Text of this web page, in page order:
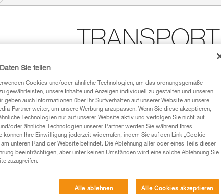
Der komfortable und robuste
intensiven Einsatz bestimmt. Der Rücken
Schaumstoff sorgen auch beim Tragen
Konstruktion aus hochbeständiger TPU-
Transportsacks ohne vorzeitige
standfesten Transportsack, der dank den
getragen sowie hochgezogen und offen
Sie teilen
Cookies und/oder ähnliche Technologien, um das ordnungsgemäße
gewährleisten, unsere Inhalte und Anzeigen individuell zu gestalten und unseren
geben auch Informationen über Ihr Surfverhalten auf unserer Website an unsere
Partner weiter, um unsere Werbung anzupassen. Wenn Sie diese akzeptieren,
Technologien nur auf unserer Website aktiv und verfolgen Sie nicht auf
oder ähnliche Technologien unserer Partner werden Sie während Ihres
können Ihre Einwilligung jederzeit widerrufen, indem Sie auf den Link „Cookie-
unteren Rand der Website befindet. Die Ablehnung aller oder eines Teils dieser
beeinträchtigen, aber unter keinen Umständen wird eine solche Ablehnung Sie
zuzugreifen.
Alle ablehnen Alle Cookies akzeptieren